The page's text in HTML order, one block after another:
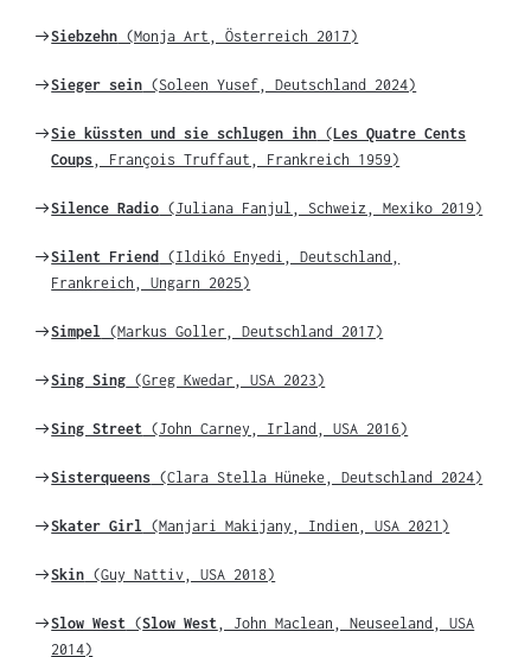
Weiter
Siebzehn (Monja Art, Österreich 2017)
Weiter
Sieger sein (Soleen Yusef, Deutschland 2024)
Weiter
zu
Sie küssten und sie schlugen ihn (Les Quatre Cents
Coups , François Truffaut, Frankreich 1959)
Weiter
Silence Radio (Juliana Fanjul, Schweiz, Mexiko 2019)
Weiter
zu
Silent Friend
(Ildikó Enyedi, Deutschland,
Frankreich, Ungarn 2025)
Weiter
Simpel (Markus Goller, Deutschland 2017)
Weiter
Sing Sing (Greg Kwedar, USA 2023)
Weiter
Sing Street (John Carney, Irland, USA 2016)
Weiter
Sisterqueens (Clara Stella Hüneke, Deutschland 2024)
Weiter
Skater Girl (Manjari Makijany, Indien, USA 2021)
Weiter
Skin (Guy Nattiv, USA 2018)
Weiter
zu
Slow West (Slow West , John Maclean, Neuseeland, USA
2014)